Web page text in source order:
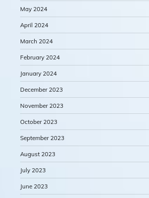
May 2024
April 2024
March 2024
February 2024
January 2024
December 2023
November 2023
October 2023
September 2023
August 2023
July 2023
June 2023